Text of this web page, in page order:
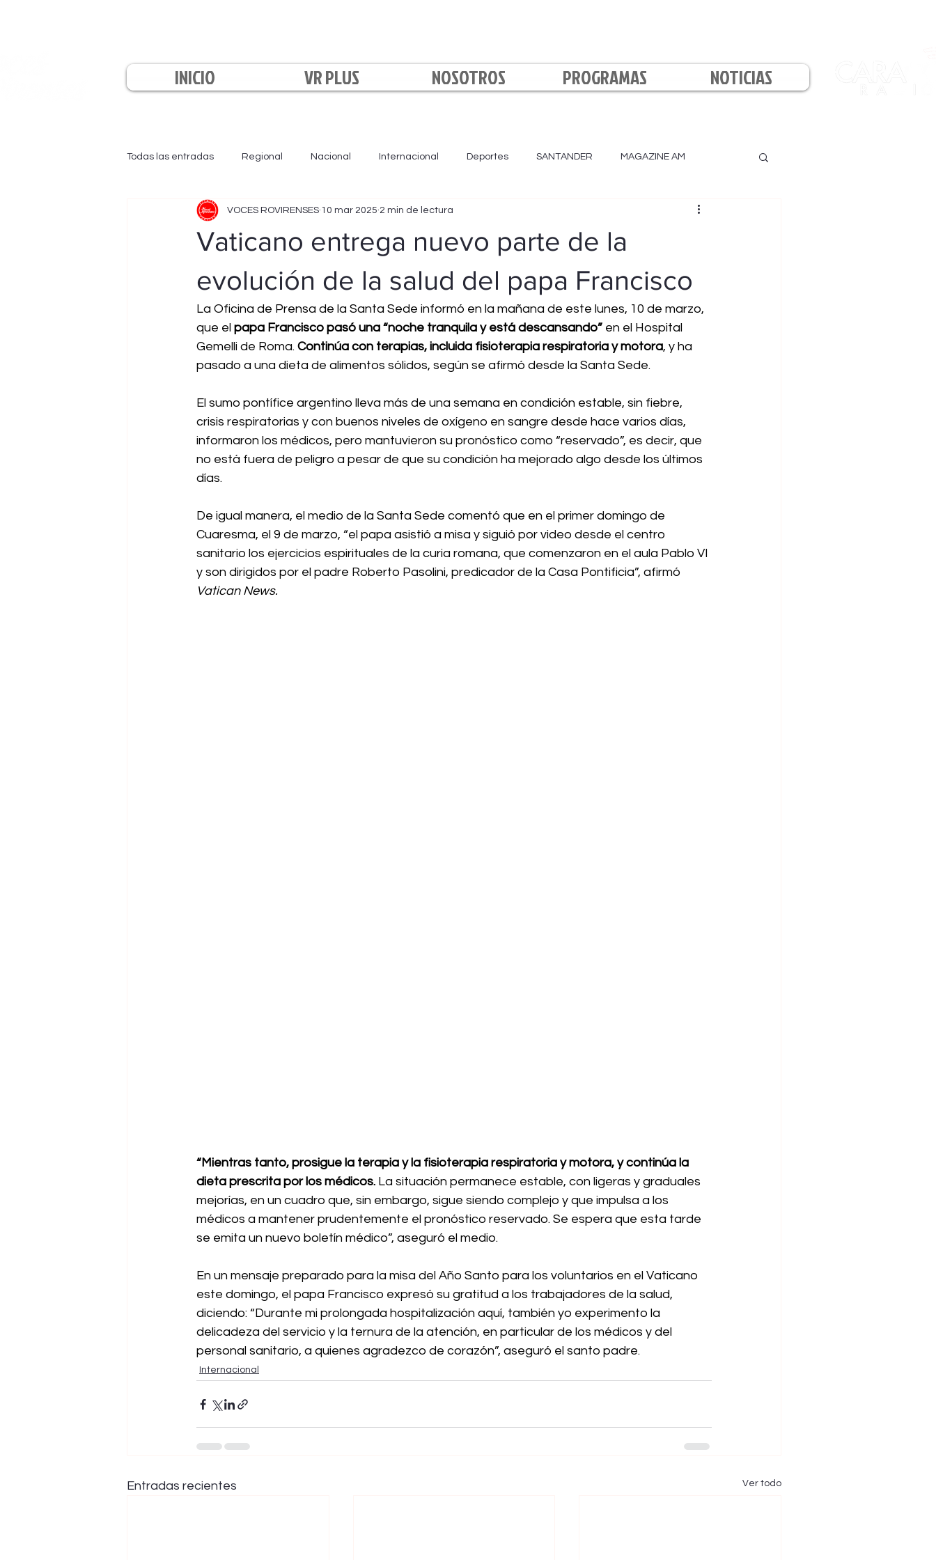
INICIO VR PLUS NOSOTROS PROGRAMAS NOTICIAS
Todas las entradas Regional Nacional Internacional Deportes SANTANDER MAGAZINE AM
EL INFORMATIVO LA TARDE LA NOCHE BOYACÁ
Vaticano entrega nuevo parte de la
evolución de la salud del papa Francisco
VOCES ROVIRENSES 10 mar 2025 2 min de lectura
La Oficina de Prensa de la Santa Sede informó en la mañana de este lunes, 10 de marzo,
que el papa Francisco pasó una “noche tranquila y está descansando” en el Hospital
Gemelli de Roma. Continúa con terapias, incluida fisioterapia respiratoria y motora, y ha
pasado a una dieta de alimentos sólidos, según se afirmó desde la Santa Sede.
El sumo pontífice argentino lleva más de una semana en condición estable, sin fiebre,
crisis respiratorias y con buenos niveles de oxígeno en sangre desde hace varios días,
informaron los médicos, pero mantuvieron su pronóstico como “reservado”, es decir, que
no está fuera de peligro a pesar de que su condición ha mejorado algo desde los últimos
días.
De igual manera, el medio de la Santa Sede comentó que en el primer domingo de
Cuaresma, el 9 de marzo, “el papa asistió a misa y siguió por video desde el centro
sanitario los ejercicios espirituales de la curia romana, que comenzaron en el aula Pablo VI
y son dirigidos por el padre Roberto Pasolini, predicador de la Casa Pontificia”, afirmó
Vatican News.
“Mientras tanto, prosigue la terapia y la fisioterapia respiratoria y motora, y continúa la
dieta prescrita por los médicos. La situación permanece estable, con ligeras y graduales
mejorías, en un cuadro que, sin embargo, sigue siendo complejo y que impulsa a los
médicos a mantener prudentemente el pronóstico reservado. Se espera que esta tarde
se emita un nuevo boletín médico”, aseguró el medio.
En un mensaje preparado para la misa del Año Santo para los voluntarios en el Vaticano
este domingo, el papa Francisco expresó su gratitud a los trabajadores de la salud,
diciendo: “Durante mi prolongada hospitalización aquí, también yo experimento la
delicadeza del servicio y la ternura de la atención, en particular de los médicos y del
personal sanitario, a quienes agradezco de corazón”, aseguró el santo padre.
Internacional
Entradas recientes Ver todo